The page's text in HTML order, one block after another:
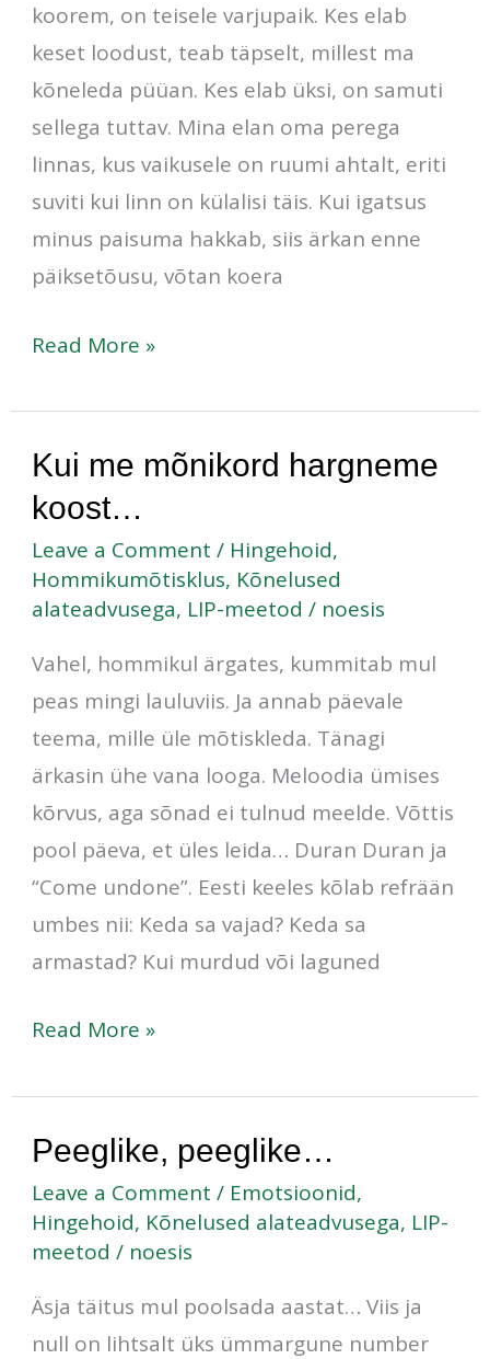
koorem, on teisele varjupaik. Kes elab
keset loodust, teab täpselt, millest ma
kõneleda püüan. Kes elab üksi, on samuti
sellega tuttav. Mina elan oma perega
linnas, kus vaikusele on ruumi ahtalt, eriti
suviti kui linn on külalisi täis. Kui igatsus
minus paisuma hakkab, siis ärkan enne
päiksetõusu, võtan koera
Read More »
Kui me mõnikord hargneme
koost…
Leave a Comment / Hingehoid,
Hommikumõtisklus, Kõnelused
alateadvusega, LIP-meetod / noesis
Vahel, hommikul ärgates, kummitab mul
peas mingi lauluviis. Ja annab päevale
teema, mille üle mõtiskleda. Tänagi
ärkasin ühe vana looga. Meloodia ümises
kõrvus, aga sõnad ei tulnud meelde. Võttis
pool päeva, et üles leida… Duran Duran ja
“Come undone”. Eesti keeles kõlab refrään
umbes nii: Keda sa vajad? Keda sa
armastad? Kui murdud või laguned
Kui
me
hargneme
koost…
Read More »
Peeglike, peeglike…
Leave a Comment / Emotsioonid,
Hingehoid, Kõnelused alateadvusega, LIP-
meetod / noesis
Äsja täitus mul poolsada aastat… Viis ja
null on lihtsalt üks ümmargune number
Peeglike,
peeglike…